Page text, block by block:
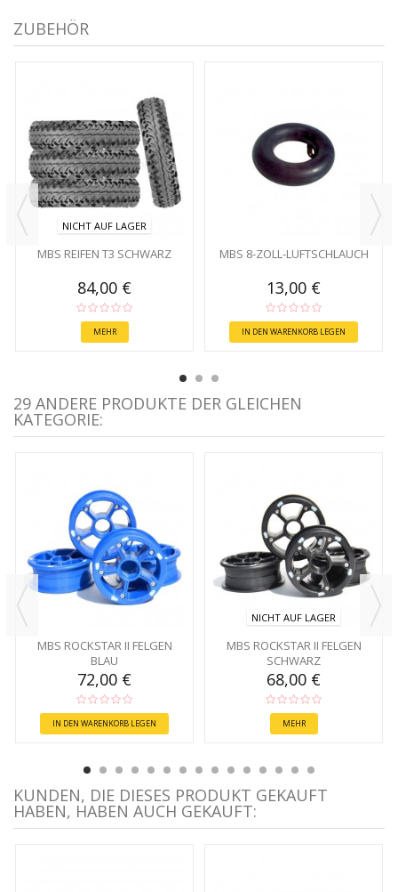
ZUBEHÖR
NICHT AUF LAGER
MBS REIFEN T3 SCHWARZ
84,00 €
MEHR
MBS 8-ZOLL-LUFTSCHLAUCH
13,00 €
IN DEN WARENKORB LEGEN
29 ANDERE PRODUKTE DER GLEICHEN
KATEGORIE:
MBS ROCKSTAR II FELGEN
BLAU
72,00 €
IN DEN WARENKORB LEGEN
NICHT AUF LAGER
MBS ROCKSTAR II FELGEN
SCHWARZ
68,00 €
MEHR
KUNDEN, DIE DIESES PRODUKT GEKAUFT
HABEN, HABEN AUCH GEKAUFT: